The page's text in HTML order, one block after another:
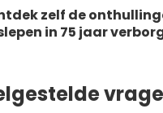
zelf de
in 75 jaar